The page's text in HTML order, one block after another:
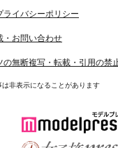
イバシーポリシー
・お問い合わせ
の無断複写・転載・引用の禁
非表示になることがあります